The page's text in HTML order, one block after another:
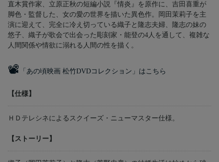
直木賞作家、立原正秋の短編小説『情炎』を原作に、吉田喜重が
脚色・監督した、女の愛の世界を描いた異色作。岡田茉莉子を主
演に迎えて、完全に冷え切っている織子と隆志夫婦、隆志の妹の
悠子、織子が歌会で出会った彫刻家・能登の4人を通して、複雑な
人間関係や情欲に溺れる人間の性を描く。
📽 「あの頃映画 松竹DVDコレクション」はこちら
【仕様】
ＨＤテレシネによるスクイーズ・ニューマスター仕様。
【ストーリー】